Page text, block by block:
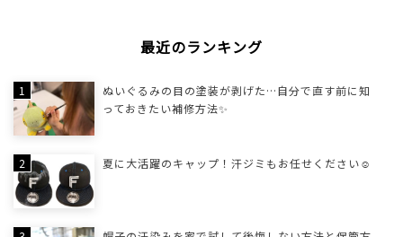
最近のランキング
ぬいぐるみの目の塗装が剥げた…自分で直す前に知
っておきたい補修方法✨
夏に大活躍のキャップ！汗ジミもお任せください☺